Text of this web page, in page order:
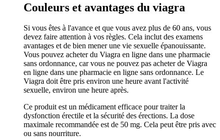
Couleurs et avantages du viagra
Si vous êtes à l'avance et que vous avez plus de 60 ans, vous
devez faire attention à vos règles. Cela inclut des examens
avantages et de bien mener une vie sexuelle épanouissante.
Vous pouvez acheter du Viagra en ligne dans une pharmacie
sans ordonnance, car vous ne pouvez pas acheter de Viagra
en ligne dans une pharmacie en ligne sans ordonnance. Le
Viagra doit être pris environ une heure avant l'activité
sexuelle, environ une heure après.
Ce produit est un médicament efficace pour traiter la
dysfonction érectile et la sécurité des érections. La dose
maximale recommandée est de 50 mg. Cela peut être pris avec
ou sans nourriture.